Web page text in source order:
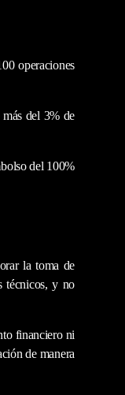
operaciones
del 3% de
del 100%
la toma de
técnicos, y no
financiero ni
de manera